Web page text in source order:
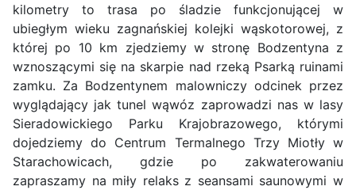
kilometry to trasa po śladzie funkcjonującej w
ubiegłym wieku zagnańskiej kolejki wąskotorowej, z
której po 10 km zjedziemy w stronę Bodzentyna z
wznoszącymi się na skarpie nad rzeką Psarką ruinami
zamku. Za Bodzentynem malowniczy odcinek przez
wyglądający jak tunel wąwóz zaprowadzi nas w lasy
Sieradowickiego Parku Krajobrazowego, którymi
dojedziemy do Centrum Termalnego Trzy Miotły w
Starachowicach, gdzie po zakwaterowaniu
zapraszamy na miły relaks z seansami saunowymi w